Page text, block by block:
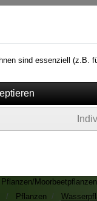
Pflanzen/
Pflanzen
sind essenziell (z.B.